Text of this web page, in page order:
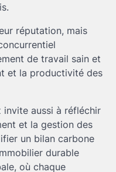
réputation, mais
de travail sain et
et la productivité des
aussi à réfléchir
et la gestion des
un bilan carbone
durable
où chaque